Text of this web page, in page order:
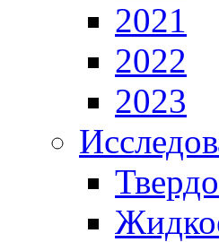
2021
2022
2023